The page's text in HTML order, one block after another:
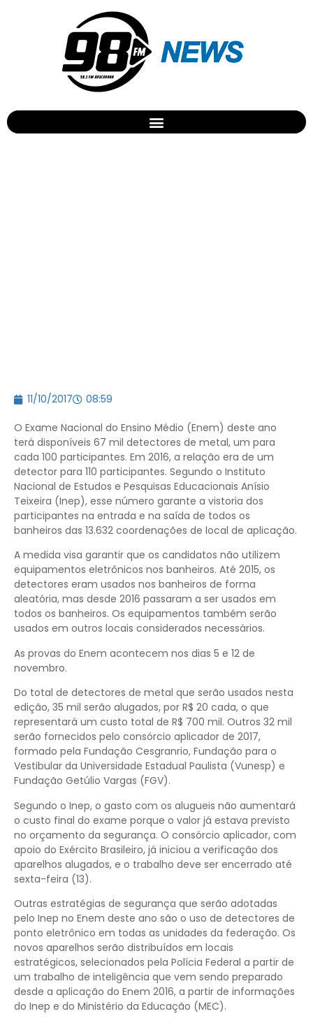
11/10/2017 08:59
O Exame Nacional do Ensino Médio (Enem) deste ano
terá disponíveis 67 mil detectores de metal, um para
cada 100 participantes. Em 2016, a relação era de um
detector para 110 participantes. Segundo o Instituto
Nacional de Estudos e Pesquisas Educacionais Anísio
Teixeira (Inep), esse número garante a vistoria dos
participantes na entrada e na saída de todos os
banheiros das 13.632 coordenações de local de aplicação.
A medida visa garantir que os candidatos não utilizem
equipamentos eletrônicos nos banheiros. Até 2015, os
detectores eram usados nos banheiros de forma
aleatória, mas desde 2016 passaram a ser usados em
todos os banheiros. Os equipamentos também serão
usados em outros locais considerados necessários.
As provas do Enem acontecem nos dias 5 e 12 de
novembro.
Do total de detectores de metal que serão usados nesta
edição, 35 mil serão alugados, por R$ 20 cada, o que
representará um custo total de R$ 700 mil. Outros 32 mil
serão fornecidos pelo consórcio aplicador de 2017,
formado pela Fundação Cesgranrio, Fundação para o
Vestibular da Universidade Estadual Paulista (Vunesp) e
Fundação Getúlio Vargas (FGV).
Segundo o Inep, o gasto com os alugueis não aumentará
o custo final do exame porque o valor já estava previsto
no orçamento da segurança. O consórcio aplicador, com
apoio do Exército Brasileiro, já iniciou a verificação dos
aparelhos alugados, e o trabalho deve ser encerrado até
sexta-feira (13).
Outras estratégias de segurança que serão adotadas
pelo Inep no Enem deste ano são o uso de detectores de
ponto eletrônico em todas as unidades da federação. Os
novos aparelhos serão distribuídos em locais
estratégicos, selecionados pela Polícia Federal a partir de
um trabalho de inteligência que vem sendo preparado
desde a aplicação do Enem 2016, a partir de informações
do Inep e do Ministério da Educação (MEC).